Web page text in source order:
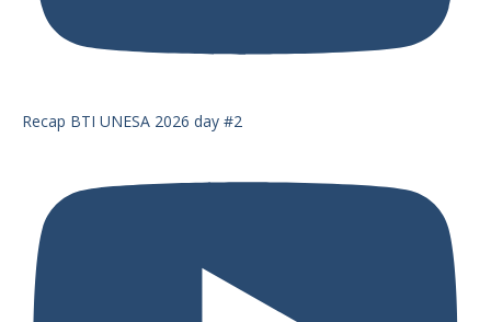
Recap BTI UNESA 2026 day #2